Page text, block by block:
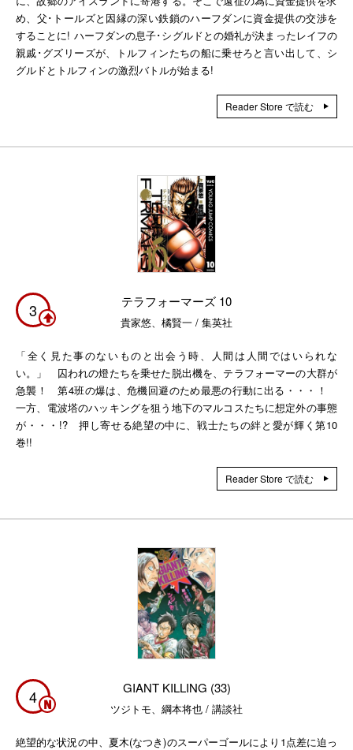
め、父･トールズと因縁の深い鉄鎖のハーフダンに資金提供の交渉を
することに! ハーフダンの息子･シグルドとの婚礼が決まったレイフの
親戚･グズリーズが、トルフィンたちの船に乗せろと言い出して、シ
グルドとトルフィンの激烈バトルが始まる!
Reader Store で読む
3 テラフォーマーズ 10
貴家悠、橘賢一 / 集英社
「全く見た事のないものと出会う時、人間は人間ではいられな
い。」 囚われの燈たちを乗せた脱出機を、テラフォーマーの大群が
急襲！ 第4班の爆は、危機回避のため最悪の行動に出る・・・！
一方、電波塔のハッキングを狙う地下のマルコスたちに想定外の事態
が・・・!? 押し寄せる絶望の中に、戦士たちの絆と愛が輝く第10
巻!!
Reader Store で読む
4 GIANT KILLING (33)
ツジトモ、綱本将也 / 講談社
絶望的な状況の中、夏木(なつき)のスーパーゴールにより1点差に迫っ